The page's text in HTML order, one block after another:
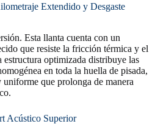
Extendido y Desgaste
Esta llanta cuenta con un
que resiste la fricción térmica y el
estructura optimizada distribuye las
en toda la huella de pisada,
uniforme que prolonga de manera
Acústico Superior